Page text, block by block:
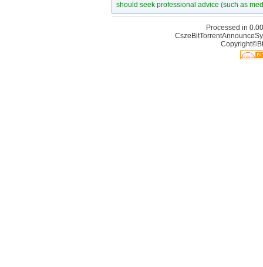
should seek professional advice (such as
Processed in